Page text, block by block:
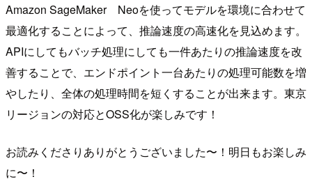
Amazon SageMaker Neoを使ってモデルを環境に合わせて
最適化することによって、推論速度の高速化を見込めます。
APIにしてもバッチ処理にしても一件あたりの推論速度を改
善することで、エンドポイント一台あたりの処理可能数を増
やしたり、全体の処理時間を短くすることが出来ます。東京
リージョンの対応とOSS化が楽しみです！
お読みくださりありがとうございました〜！明日もお楽しみ
に〜！